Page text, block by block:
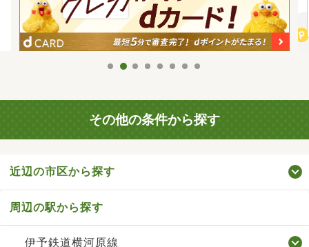
その他の条件から探す
近辺の市区から探す
周辺の駅から探す
伊予鉄道横河原線